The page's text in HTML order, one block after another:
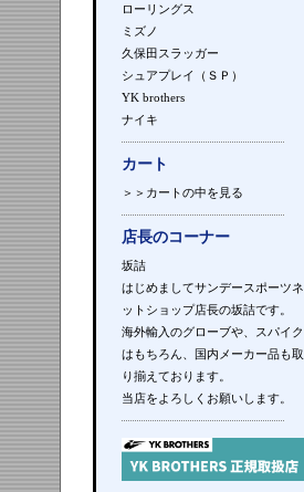
ローリングス
ミズノ
久保田スラッガー
シュアプレイ（ＳＰ）
YK brothers
ナイキ
カート
＞＞カートの中を見る
店長のコーナー
坂詰
はじめましてサンデースポーツネ
ットショップ店長の坂詰です。
海外輸入のグローブや、スパイク
はもちろん、国内メーカー品も取
り揃えております。
当店をよろしくお願いします。